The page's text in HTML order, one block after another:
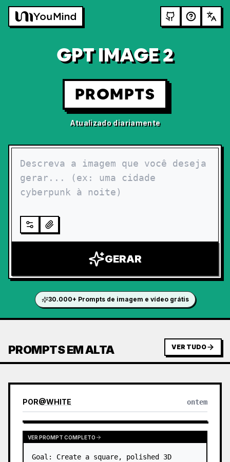
GPT IMAGE 2
PROMPTS
Atualizado diariamente
GERAR
30.000+ Prompts de imagem e vídeo grátis
PROMPTS EM ALTA VER TUDO
POR@WHITE ontem
VER PROMPT COMPLETO
Goal: Create a square, polished 3D